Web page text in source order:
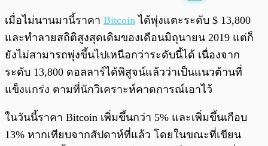
0:00
เมื่อไม่นานมานี้ราคา Bitcoin ได้พุ่งแตะระดับ $ 13,800
และทำลายสถิติสูงสุดเดิมของเดือนมิถุนายน 2019 แต่ก็
ยังไม่สามารถพุ่งขึ้นไปเหนือกว่าระดับนี้ได้ เนื่องจาก
ระดับ 13,800 ดอลลาร์ได้พิสูจน์แล้วว่าเป็นแนวต้านที่
แข็งแกร่ง ตามที่นักวิเคราะห์คาดการณ์เอาไว้
ในวันนี้ราคา Bitcoin เพิ่มขึ้นกว่า 5% และเพิ่มขึ้นเกือบ
13% หากเทียบจากสัปดาห์ที่แล้ว โดยในขณะที่เขียน